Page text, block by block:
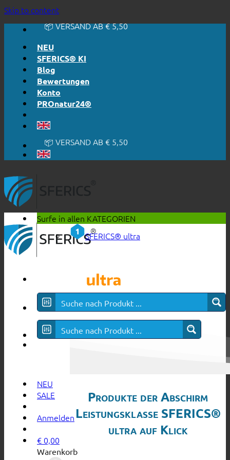
Skip to content🔆 EHRLICH. TRANSPARENT.
📦 VERSAND AB € 5,50
NEU
SFERICS® KI
Blog
Bewertungen
Konto
PROnatur24®
🔆 EINFACH. FUNKTIONIERT.
🔆 EHRLICH. TRANSPARENT.
📦 VERSAND AB € 5,50
🔖 KAUF AUF RECHNUNG
NEU
SALE
Anmelden
€ 0,00
Warenkorb
Surfe in allen KATEGORIEN
SFERICS® ultra
Produkte der Abschirm
Leistungsklasse SFERICS®
ultra auf Klick